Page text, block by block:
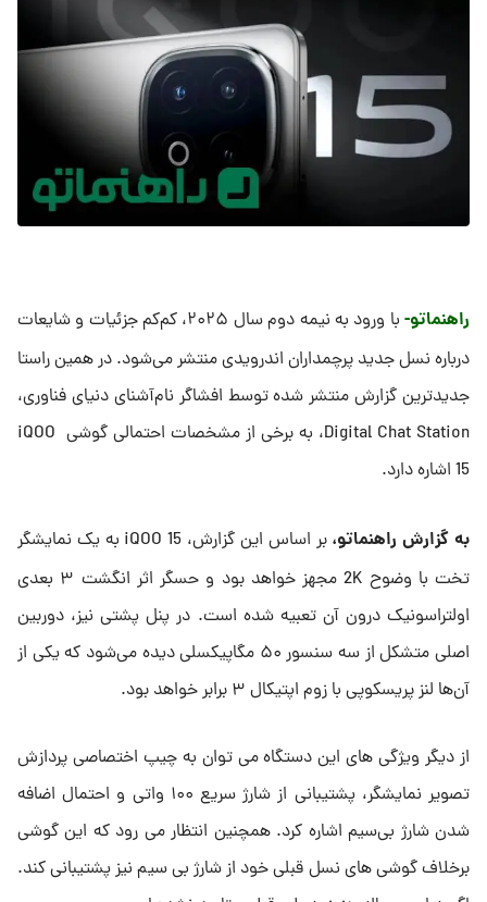
راهنماتو-
با ورود به نیمه دوم سال ۲۰۲۵، کم‌کم جزئیات و شایعات
درباره نسل جدید پرچمداران اندرویدی منتشر می‌شود. در همین راستا
جدیدترین گزارش منتشر شده توسط افشاگر نام‌آشنای دنیای فناوری،
Digital Chat Station، به برخی از مشخصات احتمالی گوشی iQOO
15 اشاره دارد.
به گزارش راهنماتو،
بر اساس این گزارش، iQOO 15 به یک نمایشگر
تخت با وضوح 2K مجهز خواهد بود و حسگر اثر انگشت ۳ بعدی
اولتراسونیک درون آن تعبیه شده است. در پنل پشتی نیز، دوربین
اصلی متشکل از سه سنسور ۵۰ مگاپیکسلی دیده می‌شود که یکی از
آن‌ها لنز پریسکوپی با زوم اپتیکال ۳ برابر خواهد بود.
از دیگر ویژگی های این دستگاه می توان به چیپ اختصاصی پردازش
تصویر نمایشگر، پشتیبانی از شارژ سریع ۱۰۰ واتی و احتمال اضافه
شدن شارژ بی‌سیم اشاره کرد. همچنین انتظار می رود که این گوشی
برخلاف گوشی های نسل قبلی خود از شارژ بی سیم نیز پشتیبانی کند.